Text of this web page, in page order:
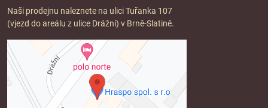
Naši prodejnu naleznete na ulici Tuřanka 107
(vjezd do areálu z ulice Drážní) v Brně-Slatině.